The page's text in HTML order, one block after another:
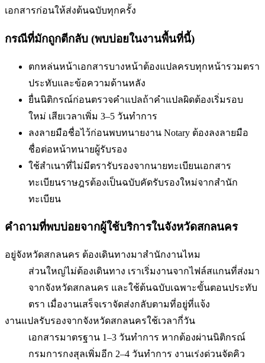
เอกสารก่อนให้ส่งต้นฉบับทุกครั้ง
กรณีที่มักถูกตีกลับ (พบบ่อยในงานพื้นที่นี้)
ตกหล่นหน้าเอกสารบางหน้าต้องแปลครบทุกหน้ารวมตรา
ประทับและข้อความด้านหลัง
ยื่นนิติกรณ์ก่อนตรวจคำแปลถ้าคำแปลผิดต้องเริ่มรอบ
ใหม่ เสียเวลาเพิ่ม 3–5 วันทำการ
ลงลายมือชื่อไว้ก่อนพบทนายงาน Notary ต้องลงลายมือ
ชื่อต่อหน้าทนายผู้รับรอง
ใช้สำเนาที่ไม่มีตรารับรองจากนายทะเบียนเอกสาร
ทะเบียนราษฎรต้องเป็นฉบับคัดรับรองใหม่จากสำนัก
ทะเบียน
คำถามที่พบบ่อยจากผู้ใช้บริการในจังหวัดสกลนคร
อยู่จังหวัดสกลนคร ต้องเดินทางมาสำนักงานไหม
ส่วนใหญ่ไม่ต้องเดินทาง เราเริ่มงานจากไฟล์สแกนที่ส่งมา
จากจังหวัดสกลนคร และใช้ต้นฉบับเฉพาะขั้นตอนประทับ
ตรา เมื่องานเสร็จเราจัดส่งกลับตามที่อยู่ที่แจ้ง
งานแปลรับรองจากจังหวัดสกลนครใช้เวลากี่วัน
เอกสารมาตรฐาน 1–3 วันทำการ หากต้องผ่านนิติกรณ์
กรมการกงสุลเพิ่มอีก 2–4 วันทำการ งานเร่งด่วนจัดคิว